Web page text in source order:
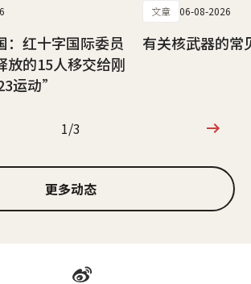
：红十字国际委员
放的15人移交给刚
运动”
文章 06-08-2026
有关核武器的常
1/3
1/3
更多动态